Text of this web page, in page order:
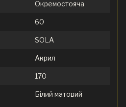
Окремостояча
60
SOLA
Акрил
170
Білий матовий